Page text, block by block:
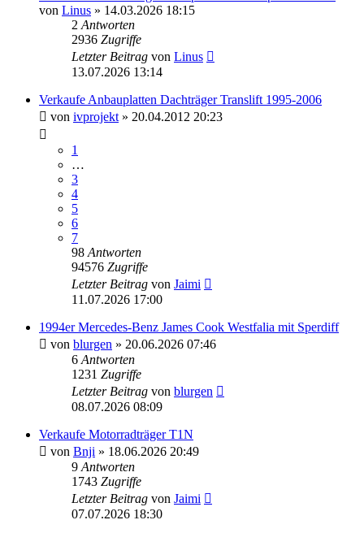
von Linus » 14.03.2026 18:15
2 Antworten
2936 Zugriffe
Letzter Beitrag von Linus
13.07.2026 13:14
Verkaufe Anbauplatten Dachträger Translift 1995-2006
von ivprojekt » 20.04.2012 20:23
1
…
3
4
5
6
7
98 Antworten
94576 Zugriffe
Letzter Beitrag von Jaimi
11.07.2026 17:00
1994er Mercedes-Benz James Cook Westfalia mit Sperdiff
von blurgen » 20.06.2026 07:46
6 Antworten
1231 Zugriffe
Letzter Beitrag von blurgen
08.07.2026 08:09
Verkaufe Motorradträger T1N
von Bnji » 18.06.2026 20:49
9 Antworten
1743 Zugriffe
Letzter Beitrag von Jaimi
07.07.2026 18:30